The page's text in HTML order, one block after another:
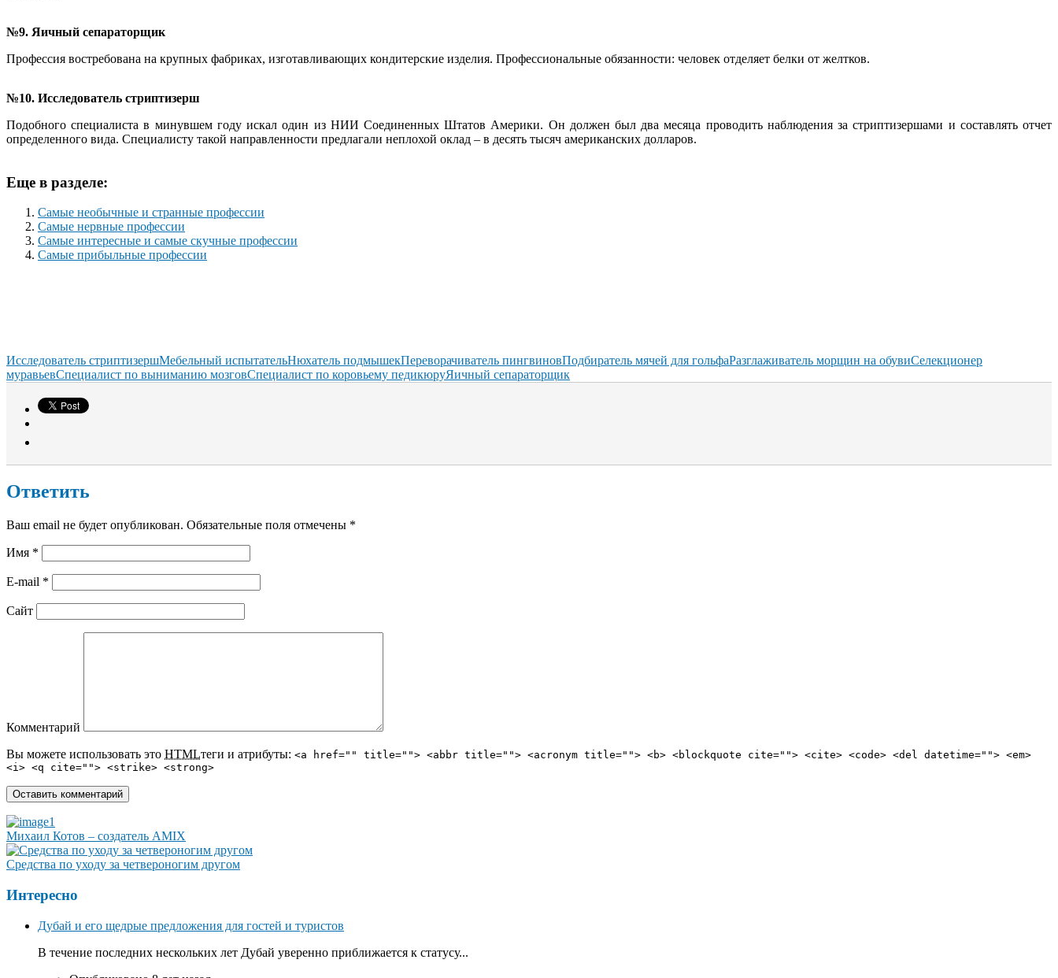
№9. Яичный сепараторщик
Профессия востребована на крупных фабриках, изготавливающих кондитерские изделия. Профессиональные обязанности: человек отделяет белки от желтков.
№10. Исследователь стриптизерш
Подобного специалиста в минувшем году искал один из НИИ Соединенных Штатов Америки. Он должен был два месяца проводить наблюдения за стриптизершами и составлять отчет
определенного вида. Специалисту такой направленности предлагали неплохой оклад – в десять тысяч американских долларов.
Еще в разделе:
Самые необычные и странные профессии
Самые нервные профессии
Самые интересные и самые скучные профессии
Самые прибыльные профессии
Исследователь стриптизершМебельный испытательНюхатель подмышекПереворачиватель пингвиновПодбиратель мячей для гольфаРазглаживатель морщин на обувиСелекционер
муравьевСпециалист по выниманию мозговСпециалист по коровьему педикюруЯичный сепараторщик
Ответить
Ваш email не будет опубликован. Обязательные поля отмечены *
Имя *
E-mail *
Сайт
Комментарий
Вы можете использовать это HTMLтеги и атрибуты: <a href="" title=""> <abbr title=""> <acronym title=""> <b> <blockquote cite=""> <cite> <code> <del datetime=""> <em>
<i> <q cite=""> <strike> <strong>
Михаил Котов – создатель AMIX
Средства по уходу за четвероногим другом
Интересно
Дубай и его щедрые предложения для гостей и туристов
В течение последних нескольких лет Дубай уверенно приближается к статусу...